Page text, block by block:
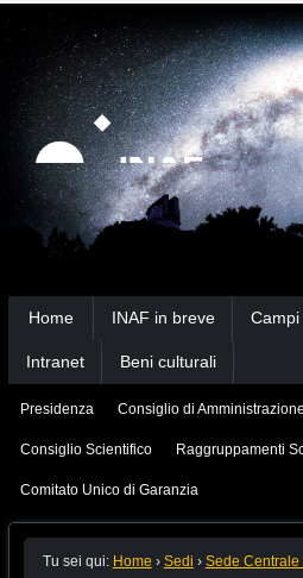
Strumenti
personali
Salta
contenuti.
|
Salta
alla
navigazione
Ricerca
avanzata…
Home INAF in breve Campi
Intranet Beni culturali
Presidenza Consiglio di Amministrazione
Consiglio Scientifico Raggruppamenti
Comitato Unico di Garanzia
Tu sei qui: Home › Sedi › Sede Centrale